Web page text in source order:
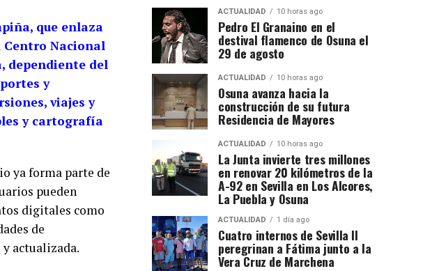
que enlaza
Centro Nacional
dependiente del
y
viajes y
y cartografía
ya forma parte de
pueden
digitales como
de
actualizada.
ACTUALIDAD 10 horas ago
Pedro El Granaino en el
destival flamenco de Osuna el
29 de agosto
ACTUALIDAD 10 horas ago
Osuna avanza hacia la
construcción de su futura
Residencia de Mayores
ACTUALIDAD 10 horas ago
La Junta invierte tres millones
en renovar 20 kilómetros de la
A-92 en Sevilla en Los Alcores,
La Puebla y Osuna
ACTUALIDAD 1 día ago
Cuatro internos de Sevilla II
peregrinan a Fátima junto a la
Vera Cruz de Marchena